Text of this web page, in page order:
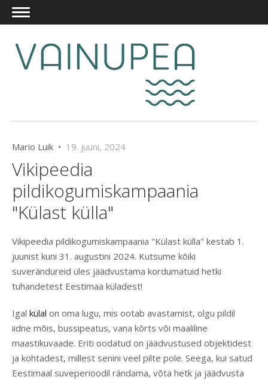
Mario Luik • 19. juuni, 2024
Vikipeedia
pildikogumiskampaania
"Külast külla"
Vikipeedia pildikogumiskampaania "Külast külla" kestab 1.
juunist kuni 31. augustini 2024. Kutsume kõiki
suverändureid üles jäädvustama kordumatuid hetki
tuhandetest Eestimaa küladest!
Igal külal on oma lugu, mis ootab avastamist, olgu pildil
iidne mõis, bussipeatus, vana kõrts või maaliline
maastikuvaade. Eriti oodatud on jäädvustused objektidest
ja kohtadest, millest senini veel pilte pole. Seega, kui satud
Eestimaal suveperioodil rändama, võta hetk ja jäädvusta